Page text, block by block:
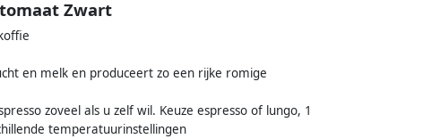
Zwart
en melk en produceert zo een rijke romige
zoveel als u zelf wil. Keuze espresso of lungo, 1
temperatuurinstellingen